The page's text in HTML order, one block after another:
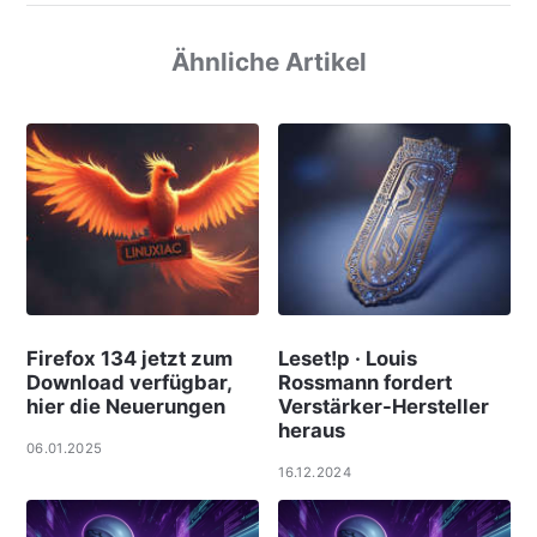
Ähnliche Artikel
Firefox 134 jetzt zum
Download verfügbar,
hier die Neuerungen
06.01.2025
Leset!p · Louis
Rossmann fordert
Verstärker-Hersteller
heraus
16.12.2024